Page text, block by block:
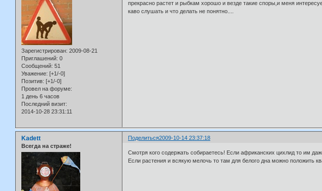
Зарегистрирован: 2009-08-21
Приглашений: 0
Сообщений: 51
Уважение: [+1/-0]
Позитив: [+1/-0]
Провел на форуме:
1 день 6 часов
Последний визит:
2014-10-28 23:31:11
прекрасно растет и рыбкам хорошо и везде такие споры,и меня
каво слушать и что делать не понятно....
Поделиться2009-10-14 23:37:18
Kadett
Всегда на страже!
Смотря кого содержать собираетесь! Если африканских цихлид то им
Если растения и всякую мелочь то там для белого дна можно положить